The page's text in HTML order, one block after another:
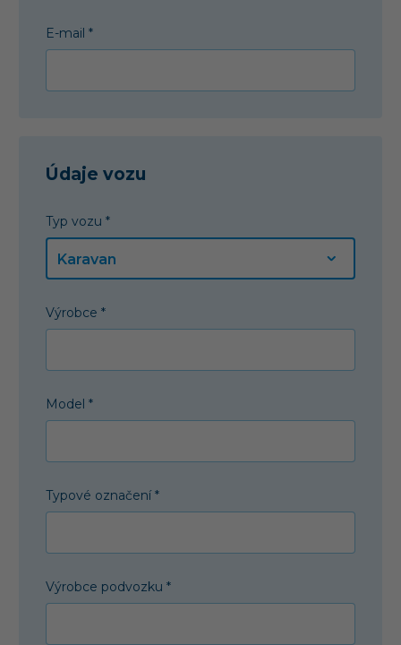
E-mail *
Údaje vozu
Typ vozu *
Výrobce *
Model *
Typové označení *
Výrobce podvozku *